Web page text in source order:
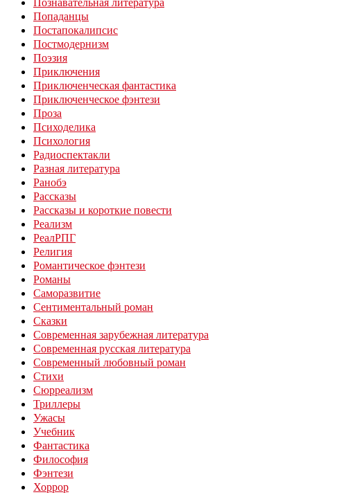
Попаданцы
Постапокалипсис
Постмодернизм
Поэзия
Приключения
Приключенческая фантастика
Приключенческое фэнтези
Проза
Психоделика
Психология
Радиоспектакли
Разная литература
Ранобэ
Рассказы
Рассказы и короткие повести
Реализм
РеалРПГ
Религия
Романтическое фэнтези
Романы
Саморазвитие
Сентиментальный роман
Сказки
Современная зарубежная литература
Современная русская литература
Современный любовный роман
Стихи
Сюрреализм
Триллеры
Ужасы
Учебник
Фантастика
Философия
Фэнтези
Хоррор